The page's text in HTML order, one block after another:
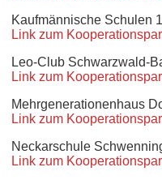
Kaufmännische Schulen
Link zum
Leo-Club Schwarzwald-
Link zum
Mehrgenerationenhaus
Link zum
Neckarschule
Link zum